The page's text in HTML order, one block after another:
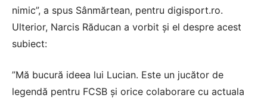
nimic”, a spus Sânmărtean, pentru digisport.ro.
Ulterior, Narcis Răducan a vorbit și el despre acest
subiect:
”Mă bucură ideea lui Lucian. Este un jucător de
legendă pentru FCSB și orice colaborare cu actuala